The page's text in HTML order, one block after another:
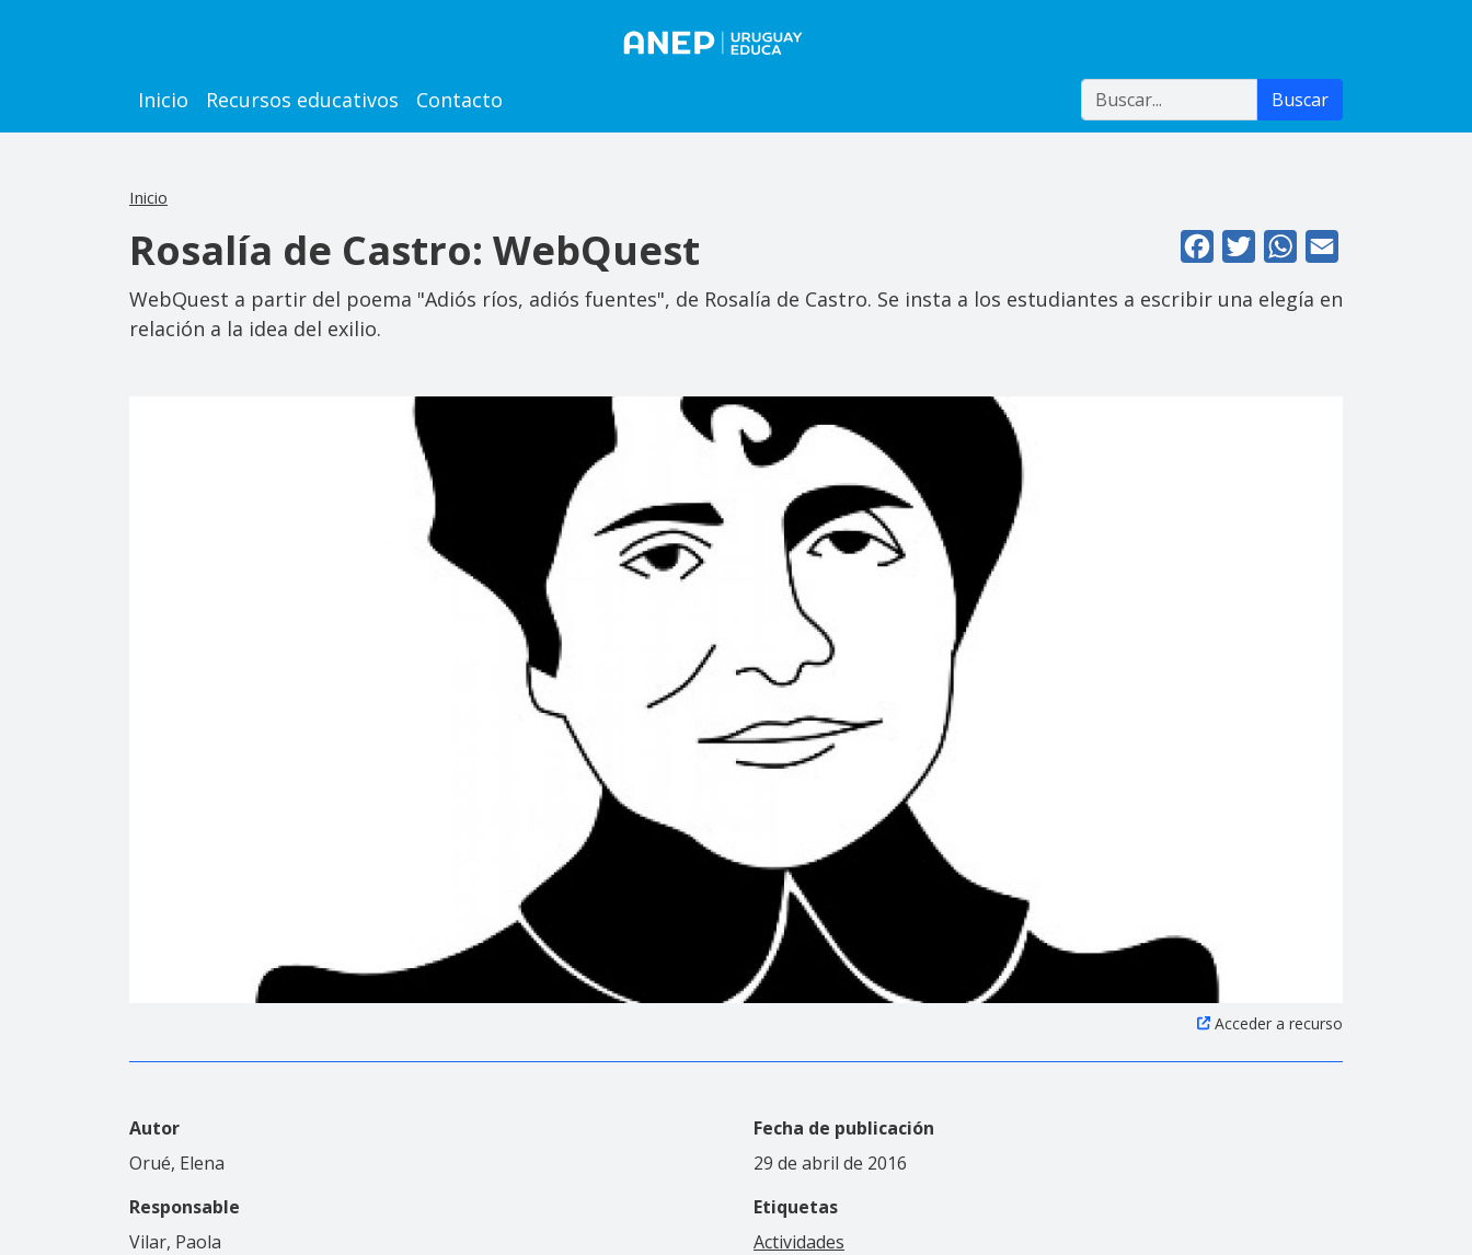
Main navigation
Inicio Recursos educativos Contacto Buscar Buscar
Inicio
FacebookTwitterWhatsApp
Rosalía de Castro: WebQuest
WebQuest a partir del poema "Adiós ríos, adiós fuentes", de Rosalía de Castro. Se insta a los estudiantes a escribir una elegía en
relación a la idea del exilio.
Acceder a recurso
Autor
Orué, Elena
Responsable
Vilar, Paola
Fecha de publicación
29 de abril de 2016
Etiquetas
Actividades